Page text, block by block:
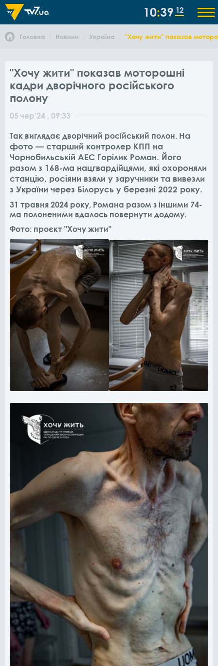
10 39 12
Головна Новини Україна "Хочу жити" показав
"Хочу жити" показав моторошні
кадри дворічного російського
полону
05 чер'24 , 09:33
Так виглядає дворічний російський полон. На
фото — старший контролер КПП на
Чорнобильській АЕС Горілик Роман. Його
разом з 168-ма нацгвардійцями, які охороняли
станцію, росіяни взяли у заручники та вивезли
з України через Білорусь у березні 2022 року.
31 травня 2024 року, Романа разом з іншими 74-
ма полоненими вдалось повернути додому.
Фото: проєкт "Хочу жити"